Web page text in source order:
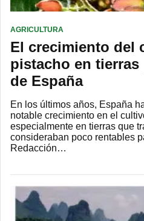
AGRICULTURA
El crecimiento del
pistacho en
de España
En los últimos años, España
notable crecimiento en el
especialmente en tierras que
consideraban poco rentables
Redacción…